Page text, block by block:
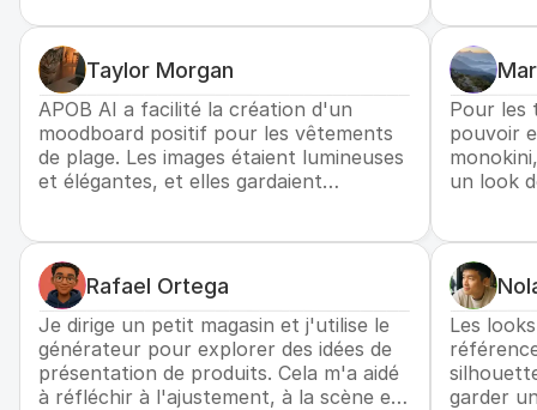
forte.Taylor Morgan
APOB AI a facilité la création d'un
moodboard positif pour les vêtements
de plage. Les images étaient lumineuses
et élégantes, et elles gardaient
Pour les
pouvoir
un look
Rafael Ortega
Je dirige un petit magasin et j'utilise le
générateur pour explorer des idées de
présentation de produits. Cela m'a aidé
à réfléchir à l'ajustement, à la scène et
Les
garder